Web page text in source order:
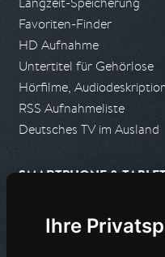
Ihre
Favoriten-Finder
HD Aufnahme
Untertitel für Gehörlose
Hörfilme,
RSS Aufnahmeliste
Deutsches TV im Ausland
SMARTPHONE &
Android App